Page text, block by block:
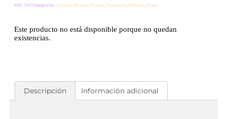
SKU 7867Categories Camisas/Blusas, Firmas, Pepaloves, Rebajas, Ropa
Este producto no está disponible porque no quedan
existencias.
Descripción Información adicional